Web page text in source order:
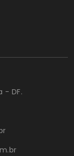
- DF.